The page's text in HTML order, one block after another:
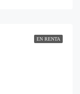
EN RENTA